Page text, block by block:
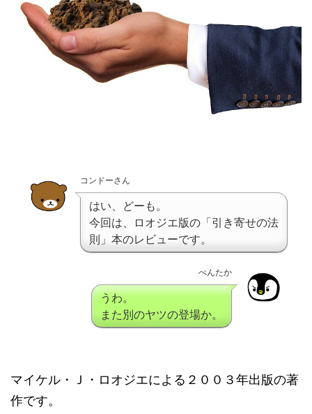
コンドーさん
はい、どーも。
今回は、ロオジエ版の「引き寄せの法
則」本のレビューです。
ぺんたか
うわ。
また別のヤツの登場か。
マイケル・Ｊ・ロオジエによる２００３年出版の著
作です。